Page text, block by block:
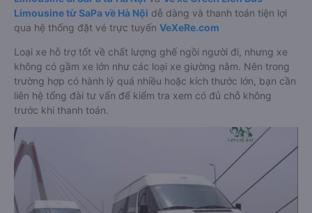
Limousine từ SaPa về Hà Nội dễ dàng và thanh toán tiện lợi
qua hệ thống đặt vé trực tuyến VeXeRe.com
Loại xe hỗ trợ tốt về chất lượng ghế ngồi người đi, nhưng xe
không có gầm xe lớn như các loại xe giường nằm. Nên trong
trường hợp có hành lý quá nhiều hoặc kích thước lớn, bạn cần
liên hệ tổng đài tư vấn để kiểm tra xem có đủ chỗ không
trước khi thanh toán.